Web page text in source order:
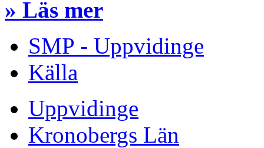
» Läs mer
SMP - Uppvidinge
Källa
Uppvidinge
Kronobergs Län